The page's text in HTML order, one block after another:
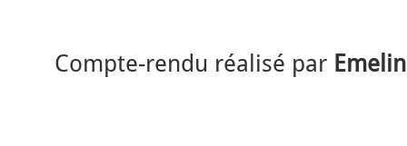
Compte-rendu réalisé par